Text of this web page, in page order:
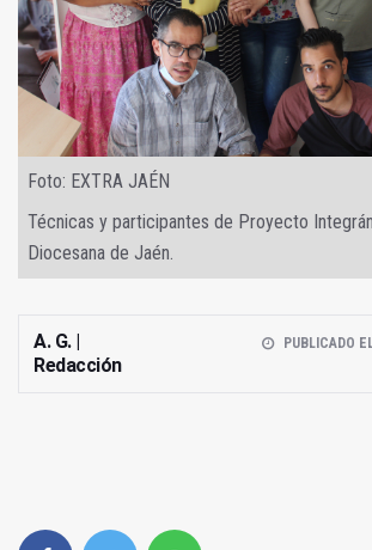
Foto: EXTRA JAÉN
Técnicas y participantes de Proyecto
Diocesana de Jaén.
A. G. |
Redacción
PUBLICADO